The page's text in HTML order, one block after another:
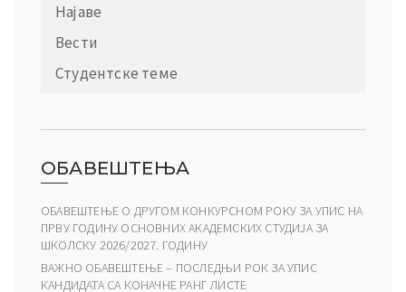
Најаве
Вести
Студентске теме
ОБАВЕШТЕЊА
ОБАВЕШТЕЊЕ О ДРУГОМ КОНКУРСНОМ РОКУ ЗА УПИС НА
ПРВУ ГОДИНУ ОСНОВНИХ АКАДЕМСКИХ СТУДИЈА ЗА
ШКОЛСКУ 2026/2027. ГОДИНУ
ВАЖНО ОБАВЕШТЕЊЕ – ПОСЛЕДЊИ РОК ЗА УПИС
КАНДИДАТА СА КОНАЧНЕ РАНГ ЛИСТЕ